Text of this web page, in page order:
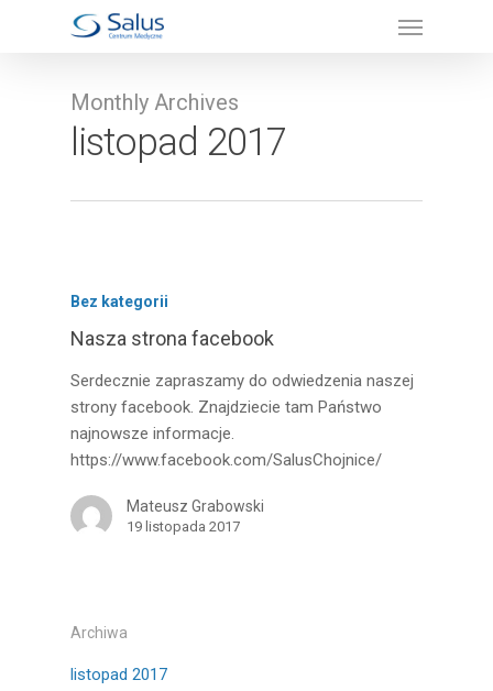
Monthly Archives
listopad 2017
Bez kategorii
Nasza strona facebook
Serdecznie zapraszamy do odwiedzenia naszej
strony facebook. Znajdziecie tam Państwo
najnowsze informacje.
https://www.facebook.com/SalusChojnice/
Mateusz Grabowski
19 listopada 2017
Archiwa
listopad 2017